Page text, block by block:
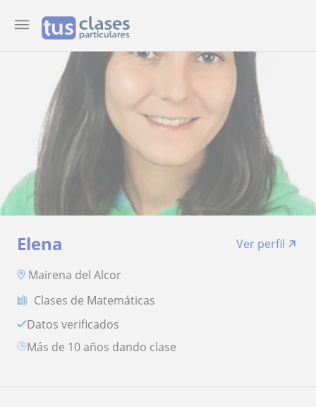
Elena
Ver perfil
Mairena del Alcor
Clases de Matemáticas
Datos verificados
más de 10 años dando clase